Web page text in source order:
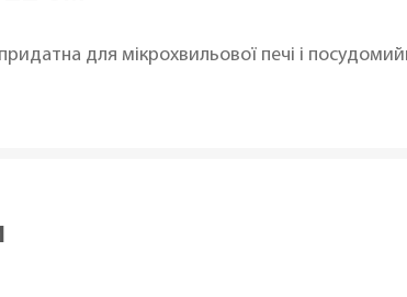
для мікрохвильової печі і